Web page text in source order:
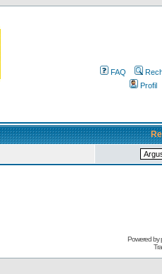
FAQ
Profil
Powered by